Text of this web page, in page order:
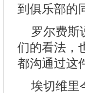
到俱乐部的
罗尔费斯
们的看法，
都沟通过这
埃切维里